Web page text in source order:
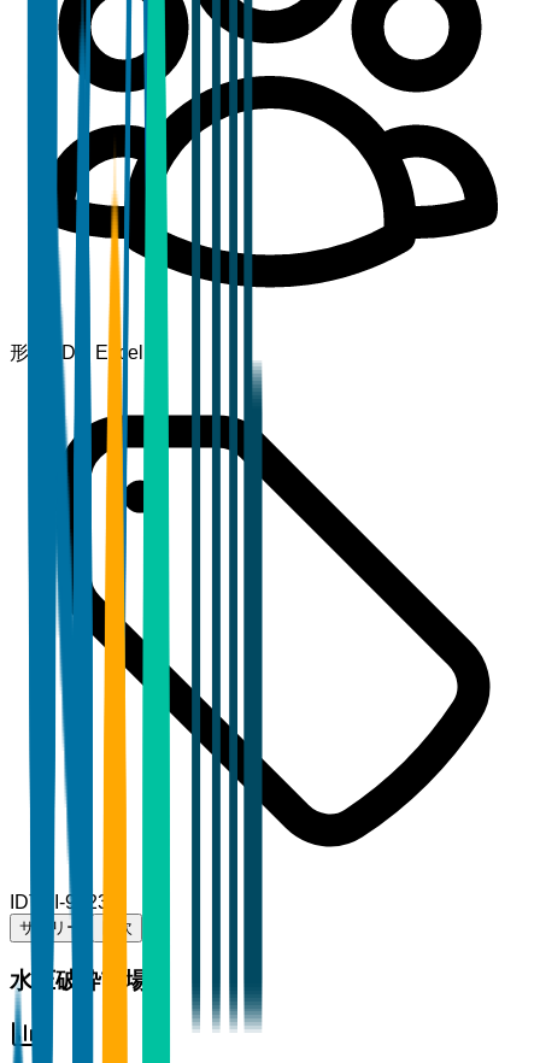
形式 PDF, Excel
IDTBI-99232
サマリー 目次
水圧破砕市場